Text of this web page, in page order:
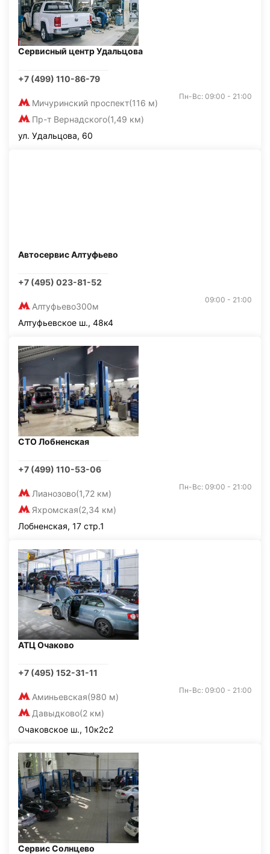
Сервисный центр Удальцова
+7 (499) 110-86-79
Мичуринский проспект(116 м)
Пр-т Вернадского(1,49 км)
Пн-Вс: 09:00 - 21:00
ул. Удальцова, 60
Автосервис Алтуфьево
+7 (495) 023-81-52
Алтуфьево300м
09:00 - 21:00
Алтуфьевское ш., 48к4
СТО Лобненская
+7 (499) 110-53-06
Лианозово(1,72 км)
Яхромская(2,34 км)
Пн-Вс: 09:00 - 21:00
Лобненская, 17 стр.1
АТЦ Очаково
+7 (495) 152-31-11
Аминьевская(980 м)
Давыдково(2 км)
Пн-Вс: 09:00 - 21:00
Очаковское ш., 10к2с2
Сервис Солнцево